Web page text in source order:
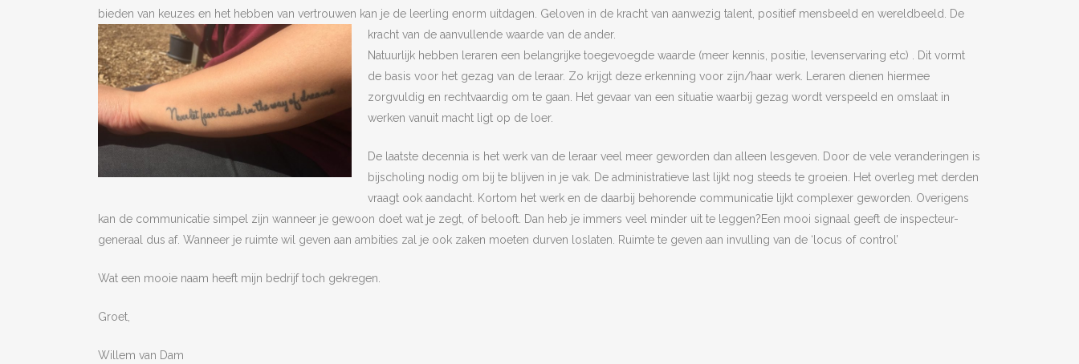
bieden van keuzes en het hebben van vertrouwen kan je de leerling enorm uitdagen. Geloven in de kracht van aanwezig talent, positief mensbeeld en wereldbeeld. De
kracht van de aanvullende waarde van de ander.
Natuurlijk hebben leraren een belangrijke toegevoegde waarde (meer kennis, positie, levenservaring etc) . Dit vormt
de basis voor het gezag van de leraar. Zo krijgt deze erkenning voor zijn/haar werk. Leraren dienen hiermee
zorgvuldig en rechtvaardig om te gaan. Het gevaar van een situatie waarbij gezag wordt verspeeld en omslaat in
werken vanuit macht ligt op de loer.
De laatste decennia is het werk van de leraar veel meer geworden dan alleen lesgeven. Door de vele veranderingen is
bijscholing nodig om bij te blijven in je vak. De administratieve last lijkt nog steeds te groeien. Het overleg met derden
vraagt ook aandacht. Kortom het werk en de daarbij behorende communicatie lijkt complexer geworden. Overigens
kan de communicatie simpel zijn wanneer je gewoon doet wat je zegt, of belooft. Dan heb je immers veel minder uit te leggen?Een mooi signaal geeft de inspecteur-
generaal dus af. Wanneer je ruimte wil geven aan ambities zal je ook zaken moeten durven loslaten. Ruimte te geven aan invulling van de ‘locus of control’
Wat een mooie naam heeft mijn bedrijf toch gekregen.
Groet,
Willem van Dam